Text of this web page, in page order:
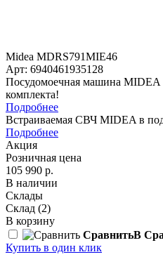
Midea MDRS791MIE46
Арт: 6940461935128
Посудомоечная машина MIDEA
комплекта!
Подробнее
Встраиваемая СВЧ MIDEA в
Подробнее
Акция
Розничная цена
105 990 р.
В наличии
Склады
Склад (2)
В корзину
СравнитьВ
Купить в один клик